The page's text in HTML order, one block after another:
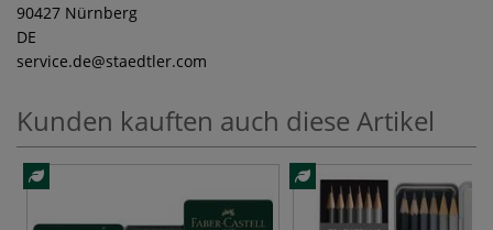
90427 Nürnberg
DE
service.de@staedtler.com
Kunden kauften auch diese Artikel